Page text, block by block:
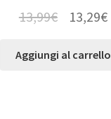
13,99€ 13,29€
Aggiungi al carrello